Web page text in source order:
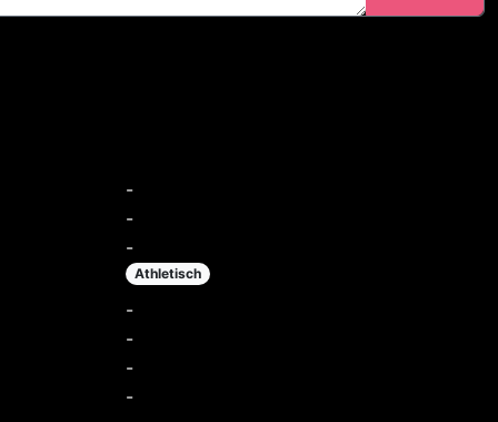
-
-
-
Athletisch
-
-
-
-